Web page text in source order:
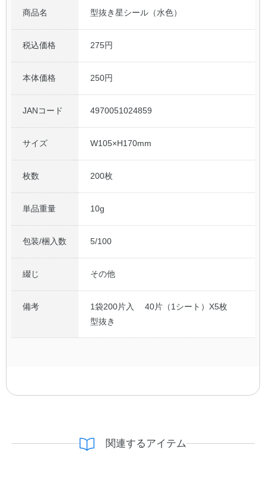
商品名 型抜き星シール（水色）
税込価格 275円
本体価格 250円
JANコード 4970051024859
サイズ W105×H170mm
枚数 200枚
単品重量 10g
包装/梱入数 5/100
綴じ その他
備考
1袋200片入 40片（1シート）X5枚
型抜き
関連するアイテム